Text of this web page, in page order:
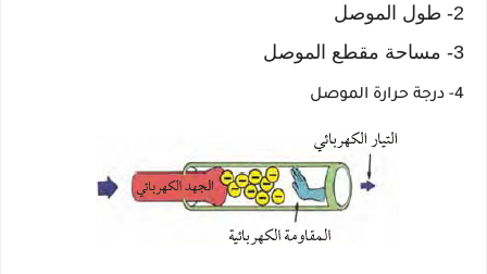
2- طول الموصل
3- مساحة مقطع الموصل
4- درجة حرارة الموصل